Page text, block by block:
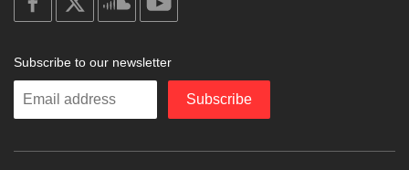
facebook
soundcloud
Subscribe to our newsletter
Enter
Subscribe